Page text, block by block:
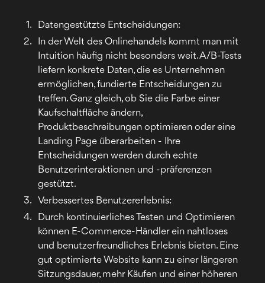
Datengestützte Entscheidungen:
In der Welt des Onlinehandels kommt man mit
Intuition häufig nicht besonders weit. A/B-Tests
liefern konkrete Daten, die es Unternehmen
ermöglichen, fundierte Entscheidungen zu
treffen. Ganz gleich, ob Sie die Farbe einer
Kaufschaltfläche ändern,
Produktbeschreibungen optimieren oder eine
Landing Page überarbeiten - Ihre
Entscheidungen werden durch echte
Benutzerinteraktionen und -präferenzen
gestützt.
Verbessertes Benutzererlebnis:
Durch kontinuierliches Testen und Optimieren
können E-Commerce-Händler ein nahtloses
und benutzerfreundliches Erlebnis bieten. Eine
gut optimierte Website kann zu einer längeren
Sitzungsdauer, mehr Käufen und einer höheren